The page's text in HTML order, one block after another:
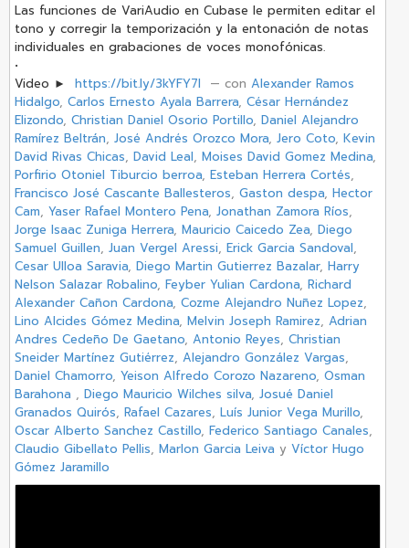
Las funciones de VariAudio en Cubase le permiten editar el
tono y corregir la temporización y la entonación de notas
individuales en grabaciones de voces monofónicas.
•
Video ►
https://bit.ly/3kYFY7l ‏ — con Alexander Ramos
Hidalgo, Carlos Ernesto Ayala Barrera, César Hernández
Elizondo, Christian Daniel Osorio Portillo, Daniel Alejandro
Ramírez Beltrán, José Andrés Orozco Mora, Jero Coto, Kevin
David Rivas Chicas, David Leal, Moises David Gomez Medina,
Porfirio Otoniel Tiburcio berroa, Esteban Herrera Cortés,
Francisco José Cascante Ballesteros, Gaston despa, Hector
Cam, Yaser Rafael Montero Pena, Jonathan Zamora Ríos,
Jorge Isaac Zuniga Herrera, Mauricio Caicedo Zea, Diego
Samuel Guillen, Juan Vergel Aressi, Erick Garcia Sandoval,
Cesar Ulloa Saravia, Diego Martin Gutierrez Bazalar, Harry
Nelson Salazar Robalino, Feyber Yulian Cardona, Richard
Alexander Cañon Cardona, Cozme Alejandro Nuñez Lopez,
Lino Alcides Gómez Medina, Melvin Joseph Ramirez, Adrian
Andres Cedeño De Gaetano, Antonio Reyes, Christian
Sneider Martínez Gutiérrez, Alejandro González Vargas,
Daniel Chamorro, Yeison Alfredo Corozo Nazareno, Osman
Barahona , Diego Mauricio Wilches silva, Josué Daniel
Granados Quirós, Rafael Cazares, Luís Junior Vega Murillo,
Oscar Alberto Sanchez Castillo, Federico Santiago Canales,
Claudio Gibellato Pellis, Marlon Garcia Leiva y Víctor Hugo
Gómez Jaramillo